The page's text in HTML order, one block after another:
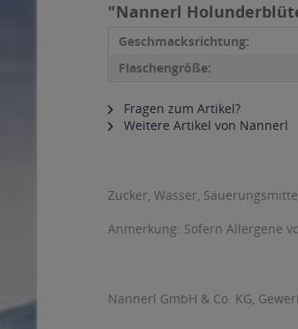
"Nannerl
Geschmacksrichtung:
Flaschengröße:
Fragen zum Artikel?
Weitere Artikel von Nannerl
Zucker, Wasser,
Anmerkung: Sofern Allergene
Nannerl GmbH & Co. KG,